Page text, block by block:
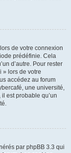
de votre connexion
prédéfinie. Cela
d’autre. Pour rester
» lors de votre
accédez au forum
une université,
est probable qu’un
par phpBB 3.3 qui